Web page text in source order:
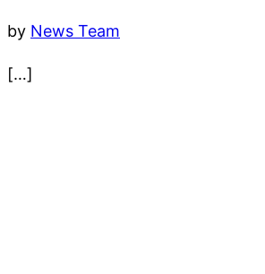
by News Team
[…]